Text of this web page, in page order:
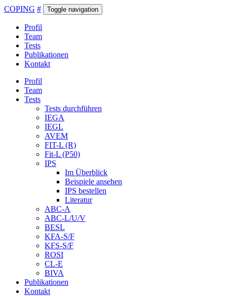
COPING # Toggle navigation
Profil
Team
Tests
Publikationen
Kontakt
Profil
Team
Tests
Tests durchführen
IEGA
IEGL
AVEM
FIT-L (R)
Fit-L (P50)
IPS
Im Überblick
Beispiele ansehen
IPS bestellen
Literatur
ABC-A
ABC-L/U/V
BESL
KFA-S/F
KFS-S/F
ROSI
CL-E
BIVA
Publikationen
Kontakt